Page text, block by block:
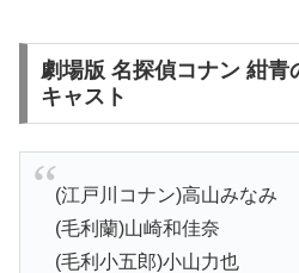
劇場版 名探偵コナン 紺青
キャスト
(江戸川コナン)高山みなみ
(毛利蘭)山崎和佳奈
(毛利小五郎)小山力也